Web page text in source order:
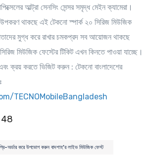
আল্ট্রা সেনসিং সেন্সর সমৃদ্ধ মেইন ক্যামেরা।
থাকছে এই টেকনো স্পার্ক ২০ সিরিজ মিউজিক
মুগ্ধ করে রাখার চমকপ্রদ সব আয়োজন থাকছে
মিউজিক ফেস্টের টিকিট এখন কিনতে পাওয়া যাচ্ছে।
ক্রয় করতে ভিজিট করুন : টেকনো বাংলাদেশের
TECNOMobileBangladesh
48
অর্ডার করে উপভোগ করুন বাদশাহ’র লাইভ মিউজিক ফেস্ট